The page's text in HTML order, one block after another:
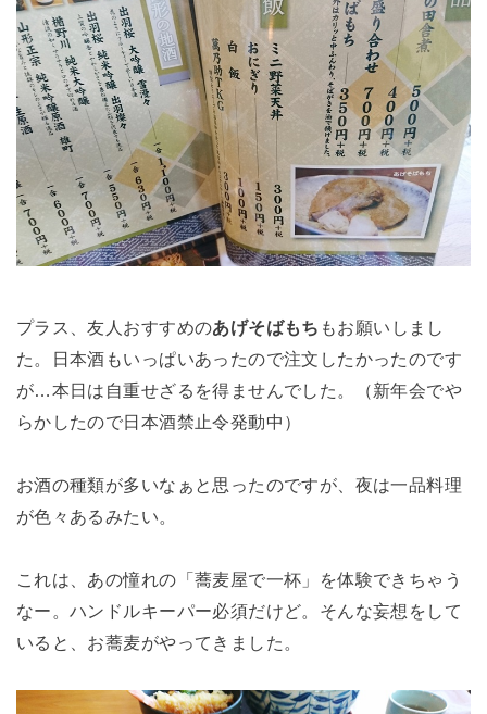
プラス、友人おすすめのあげそばもち もお願いしまし
た。日本酒もいっぱいあったので注文したかったのです
が…本日は自重せざるを得ませんでした。（新年会でや
らかしたので日本酒禁止令発動中）
お酒の種類が多いなぁと思ったのですが、夜は一品料理
が色々あるみたい。
これは、あの憧れの「蕎麦屋で一杯」を体験できちゃう
なー。ハンドルキーパー必須だけど。そんな妄想をして
いると、お蕎麦がやってきました。